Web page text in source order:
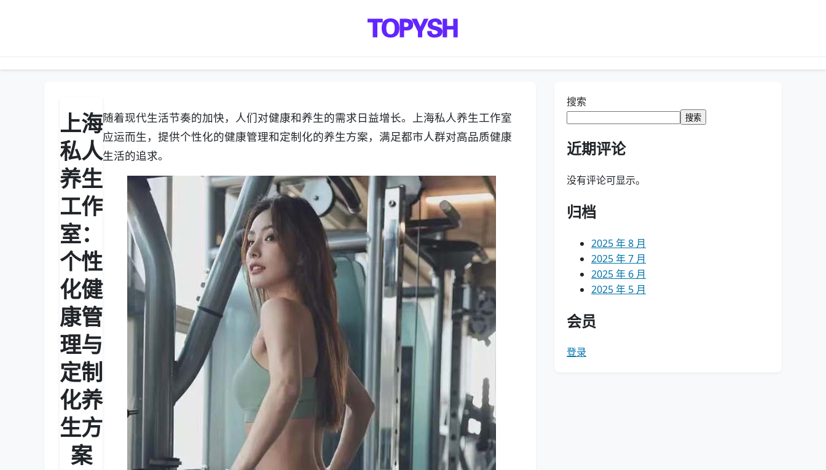
上海
私人
养生
工作
室：
个性
化健
康管
理与
定制
化养
生方
案
随着现代生活节奏的加快，人们对健康和养生的需求日益增长。上海私人养生工作室
应运而生，提供个性化的健康管理和定制化的养生方案，满足都市人群对高品质健康
生活的追求。
搜索
搜索
近期评论
没有评论可显示。
归档
2025 年 8 月
2025 年 7 月
2025 年 6 月
2025 年 5 月
会员
登录